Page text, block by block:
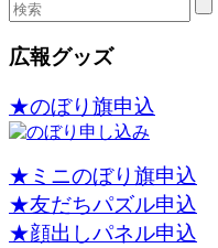
広報グッズ
★のぼり旗申込
★ミニのぼり旗申込
★友だちパズル申込
★顔出しパネル申込